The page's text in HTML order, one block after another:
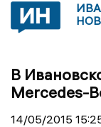
В
Mercedes-
14/05/2015